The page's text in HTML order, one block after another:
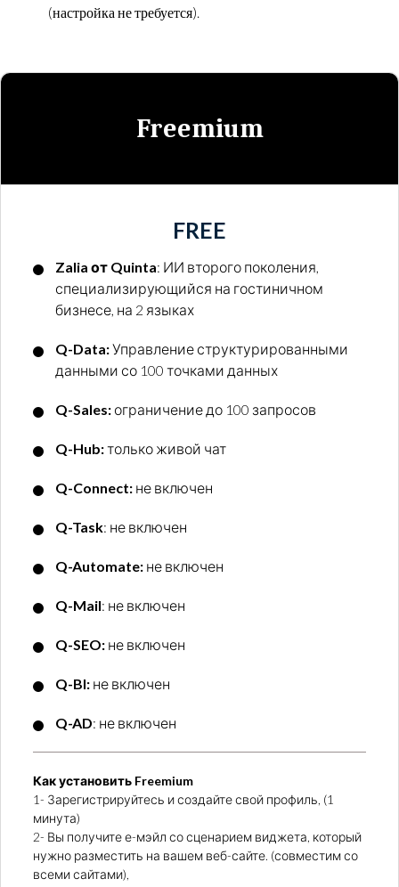
(настройка не требуется).
Freemium
FREE
Zalia от Quinta: ИИ второго поколения,
специализирующийся на гостиничном
бизнесе, на 2 языках
Q-Data:Управление структурированными
данными со 100 точками данных
Q-Sales: ограничение до 100 запросов
Q-Hub:только живой чат
Q-Connect: не включен
Q-Task: не включен
Q-Automate: не включен
Q-Mail: не включен
Q-SEO: не включен
Q-BI: не включен
Q-AD: не включен
Как установить Freemium
1- Зарегистрируйтесь и создайте свой профиль, (1
минута)
2- Вы получите е-мэйл со сценарием виджета, который
нужно разместить на вашем веб-сайте. (совместим со
всеми сайтами),